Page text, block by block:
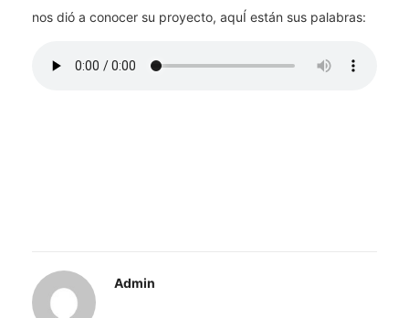
nos dió a conocer su proyecto, aquÍ están sus palabras:
Admin